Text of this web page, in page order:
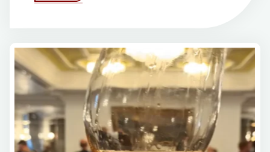
Greek
nuova
edizione
dell’evento
allo
Zappeion
ad